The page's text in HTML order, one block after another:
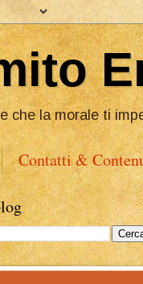
che la morale ti
Contatti &